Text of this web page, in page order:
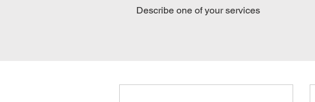
Describe one of your services